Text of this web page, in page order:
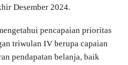
Desember 2024.
pencapaian prioritas
triwulan IV berupa capaian
pendapatan belanja, baik